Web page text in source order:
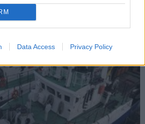
Data Access Privacy Policy
žvejai pralaimi menkėms